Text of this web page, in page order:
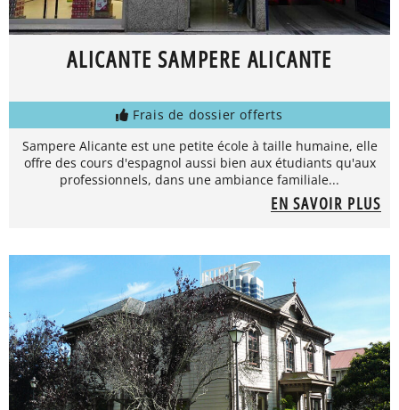
ALICANTE SAMPERE ALICANTE
Frais de dossier offerts
Sampere Alicante est une petite école à taille humaine, elle
offre des cours d'espagnol aussi bien aux étudiants qu'aux
professionnels, dans une ambiance familiale...
EN SAVOIR PLUS